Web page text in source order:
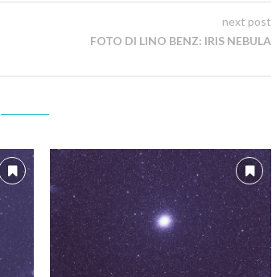
next post
FOTO DI LINO BENZ: IRIS NEBULA